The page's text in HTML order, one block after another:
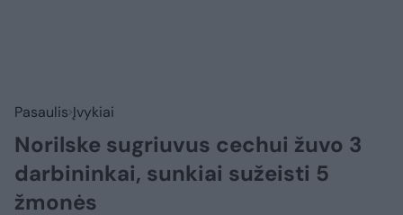
Pasaulis Įvykiai
Norilske sugriuvus cechui žuvo 3
darbininkai, sunkiai sužeisti 5
žmonės